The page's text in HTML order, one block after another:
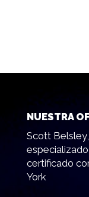
NUESTRA
Scott
certificado
York